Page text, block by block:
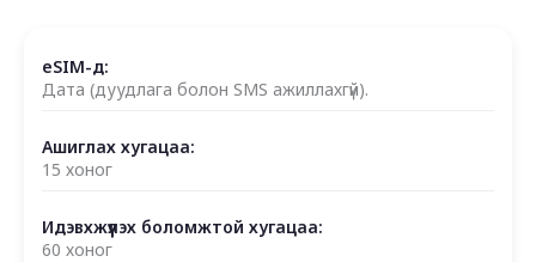
eSIM-д:
Дата (дуудлага болон SMS ажиллахгүй).
Ашиглах хугацаа:
15 хоног
Идэвхжүүлэх боломжтой хугацаа:
60 хоног